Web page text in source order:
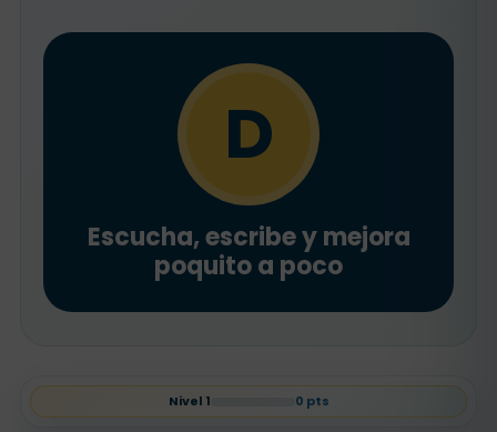
D
Escucha, escribe y mejora
poquito a poco
Nivel 1 0 pts